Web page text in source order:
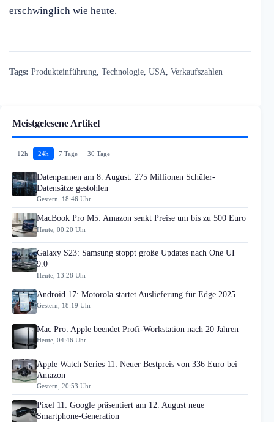
erschwinglich wie heute.
Tags: Produkteinführung Technologie USA Verkaufszahlen
Meistgelesene Artikel
12h 24h 7 Tage 30 Tage
Datenpannen am 8. August: 275 Millionen Schüler-
Datensätze gestohlen
Gestern, 18:46 Uhr
MacBook Pro M5: Amazon senkt Preise um bis zu 500 Euro
Heute, 00:20 Uhr
Galaxy S23: Samsung stoppt große Updates nach One UI
9.0
Heute, 13:28 Uhr
Android 17: Motorola startet Auslieferung für Edge 2025
Gestern, 18:19 Uhr
Mac Pro: Apple beendet Profi-Workstation nach 20 Jahren
Heute, 04:46 Uhr
Apple Watch Series 11: Neuer Bestpreis von 336 Euro bei
Amazon
Gestern, 20:53 Uhr
Pixel 11: Google präsentiert am 12. August neue
Smartphone-Generation